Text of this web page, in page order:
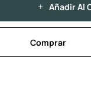
Añadir Al
Comprar